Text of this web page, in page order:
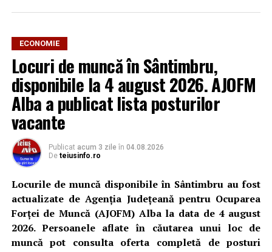
ECONOMIE
Locuri de muncă în Sântimbru,
disponibile la 4 august 2026. AJOFM
Alba a publicat lista posturilor
vacante
Publicat acum 3 zile în 04.08.2026
De teiusinfo.ro
Locurile de muncă disponibile în Sântimbru au fost
actualizate de Agenția Județeană pentru Ocuparea
Forței de Muncă (AJOFM) Alba la data de 4 august
2026. Persoanele aflate în căutarea unui loc de
muncă pot consulta oferta completă de posturi